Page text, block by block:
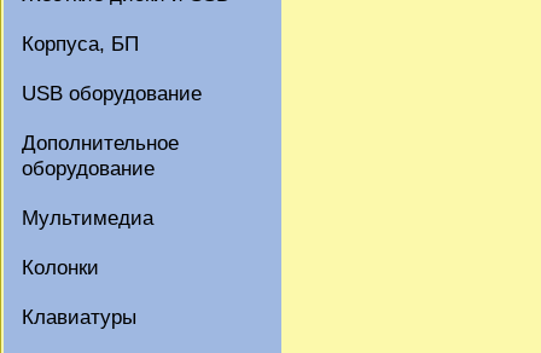
Корпуса, БП
USB оборудование
Дополнительное
оборудование
Мультимедиа
Колонки
Клавиатуры